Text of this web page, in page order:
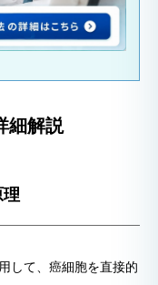
細解説
して、癌細胞を直接的